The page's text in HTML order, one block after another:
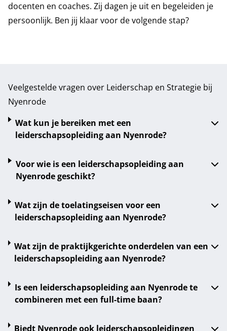
docenten en coaches. Zij dagen je uit en begeleiden je
persoonlijk. Ben jij klaar voor de volgende stap?
Veelgestelde vragen over Leiderschap en Strategie bij
Nyenrode
Wat kun je bereiken met een
leiderschapsopleiding aan Nyenrode?
Voor wie is een leiderschapsopleiding aan
Nyenrode geschikt?
Wat zijn de toelatingseisen voor een
leiderschapsopleiding aan Nyenrode?
Wat zijn de praktijkgerichte onderdelen van een
leiderschapsopleiding aan Nyenrode?
Is een leiderschapsopleiding aan Nyenrode te
combineren met een full-time baan?
Biedt Nyenrode ook leiderschapsopleidingen